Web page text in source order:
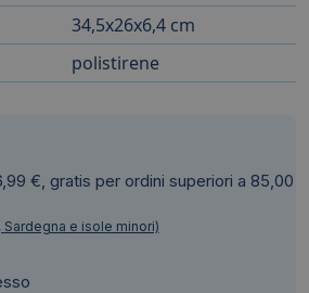
34,5x26x6,4 cm
polistirene
€, gratis per ordini superiori a 85,00
Sardegna e isole minori)